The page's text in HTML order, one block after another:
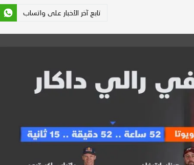
تابع آخر الأخبار على واتساب